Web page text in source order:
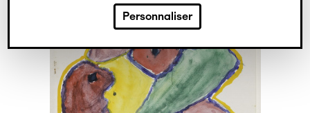
Personnaliser